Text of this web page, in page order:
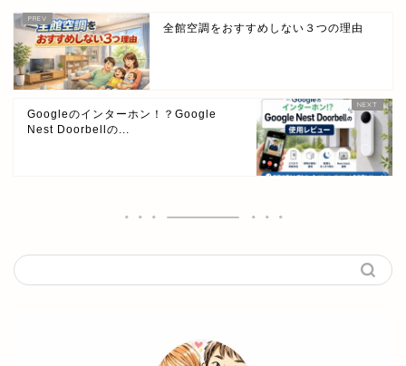
全館空調をおすすめしない３つの理由
Googleのインターホン！？Google
Nest Doorbellの...